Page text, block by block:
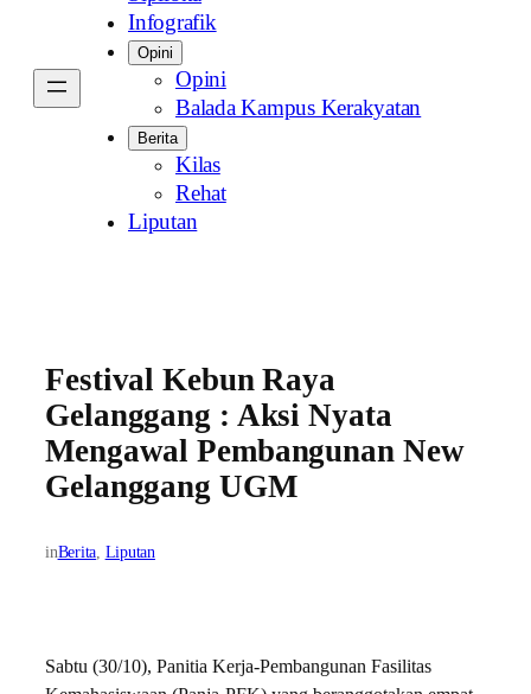
Infografik
Opini
Opini
Balada Kampus Kerakyatan
Berita
Kilas
Rehat
Liputan
Festival Kebun Raya
Gelanggang : Aksi Nyata
Mengawal Pembangunan New
Gelanggang UGM
inBerita, Liputan
Sabtu (30/10), Panitia Kerja-Pembangunan Fasilitas